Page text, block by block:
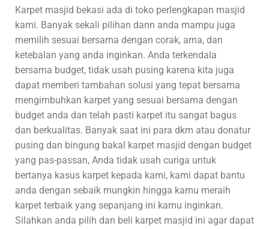
Karpet masjid bekasi ada di toko perlengkapan masjid
kami. Banyak sekali pilihan dann anda mampu juga
memilih sesuai bersama dengan corak, arna, dan
ketebalan yang anda inginkan. Anda terkendala
bersama budget, tidak usah pusing karena kita juga
dapat memberi tambahan solusi yang tepat bersama
mengimbuhkan karpet yang sesuai bersama dengan
budget anda dan telah pasti karpet itu sangat bagus
dan berkualitas. Banyak saat ini para dkm atau donatur
pusing dan bingung bakal karpet masjid dengan budget
yang pas-passan, Anda tidak usah curiga untuk
bertanya kasus karpet kepada kami, kami dapat bantu
anda dengan sebaik mungkin hingga kamu meraih
karpet terbaik yang sepanjang ini kamu inginkan.
Silahkan anda pilih dan beli karpet masjid ini agar dapat